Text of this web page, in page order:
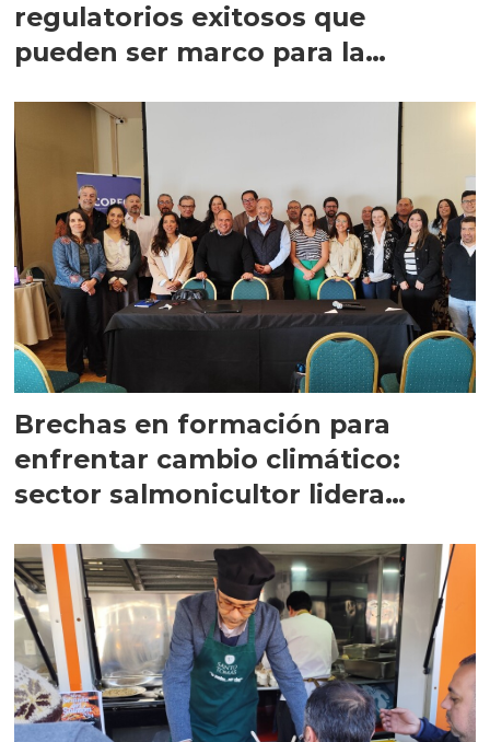
regulatorios exitosos que
pueden ser marco para la
Brechas en formación para
enfrentar cambio climático:
sector salmonicultor lidera